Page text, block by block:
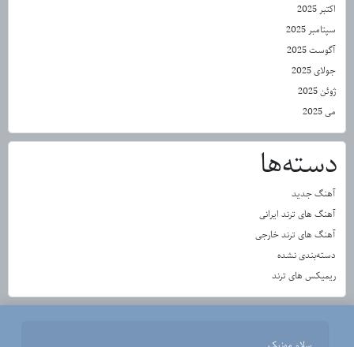
اکتبر 2025
سپتامبر 2025
آگوست 2025
جولای 2025
ژوئن 2025
می 2025
دسته‌ها
آهنگ جدید
آهنگ های ترند ایرانی
آهنگ های ترند خارجی
دسته‌بندی نشده
ریمیکس های ترند